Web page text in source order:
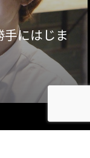
手にはじま
ネス／起業／経営
／健康／福祉
／哲学
Hyper Engawa